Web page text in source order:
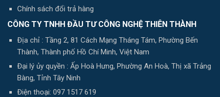
Chính sách đổi trả hàng
CÔNG TY TNHH ĐẦU TƯ CÔNG NGHỆ THIÊN THÀNH
Địa chỉ : Tầng 2, 81 Cách Mạng Tháng Tám, Phường Bến
Thành, Thành phố Hồ Chí Minh, Việt Nam
Đại lý ủy quyền : Ấp Hoà Hưng, Phường An Hoà, Thị xã Trảng
Bàng, Tỉnh Tây Ninh
Điện thoại: 097 1517 619